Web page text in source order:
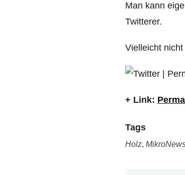
Man kann
Twitterer.
Vielleicht
+ Link:
Tags
Holz,